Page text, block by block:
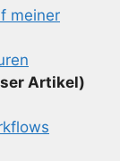
meiner
Artikel)